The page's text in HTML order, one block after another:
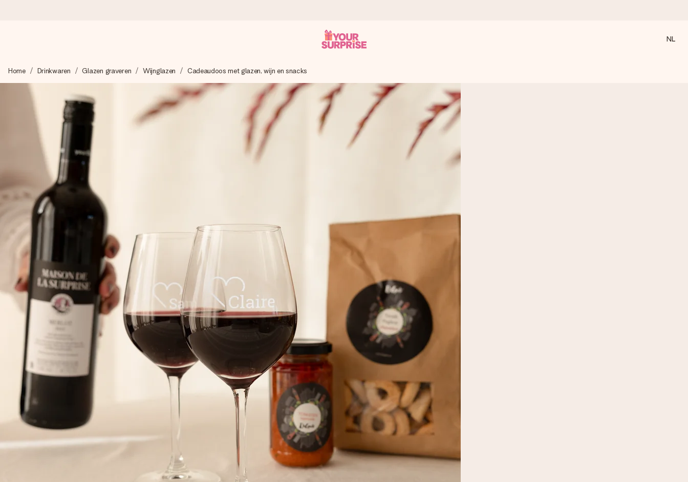
We maken jouw cadeau met zorg en zorgen dat het razendsnel onderweg is - zodat jij kunt geven op precies het juiste moment, wanneer het het meeste betekent.
4,8 (gebaseerd op +8.000 reviews)
Onze cadeaus worden gewaardeerd. Klanten beoordelen ons met een 4,7 op Google Reviews
Gratis wenskaartje
Je maakt in een paar stappen iets unieks – met haar naam, jullie foto of een boodschap die raakt. Zonder gedoe, maar met alle aandacht voor het moment.
NL
Home Drinkwaren Glazen graveren Wijnglazen Cadeaudoos met glazen, wijn en snacks